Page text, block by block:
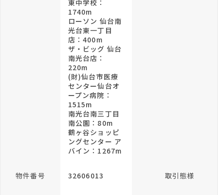
東中学校：
1740m
ローソン 仙台南
光台東一丁目
店：400m
ザ・ビッグ 仙台
南光台店：
220m
(財)仙台市医療
センター仙台オ
ープン病院：
1515m
南光台南三丁目
南公園：80m
鶴ヶ谷ショッピ
ングセンター ア
バイン：1267m
物件番号 32606013 取引態様